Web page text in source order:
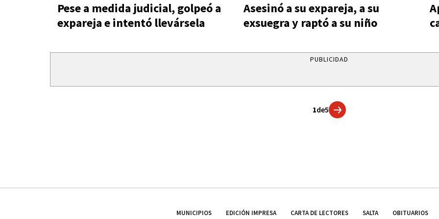
Pese a medida judicial, golpeó a
expareja e intentó llevársela
Asesinó a su expareja, a su
exsuegra y raptó a su niño
PUBLICIDAD
1de5
MUNICIPIOS EDICIÓN IMPRESA CARTA DE LECTORES SALTA OBITUARIOS